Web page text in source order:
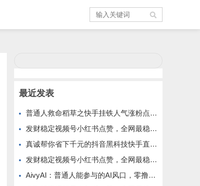
最近发表
普通人救命稻草之快手挂铁人气涨粉点赞抖音黑科技云端商城免费公布
发财稳定视频号小红书点赞，全网最稳定绿色的项目，小红书启动
真诚帮你省下千元的抖音黑科技快手直播间人气涨粉点赞云端商城免费送
发财稳定视频号小红书点赞，全网最稳定绿色的项目，全网一起推
AivyAI：普通人能参与的AI风口，零撸AVAX，首码上线速度上车！